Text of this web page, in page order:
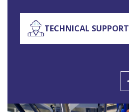
TECHNICAL SUPPORT